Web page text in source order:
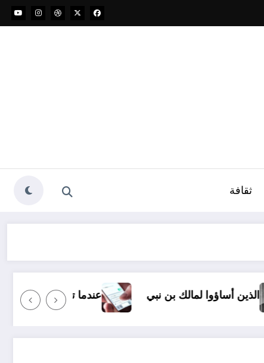
ثقافة
عندما ترسل رسالة نصية إلى شخص ما وأنت غاضب: أنهي